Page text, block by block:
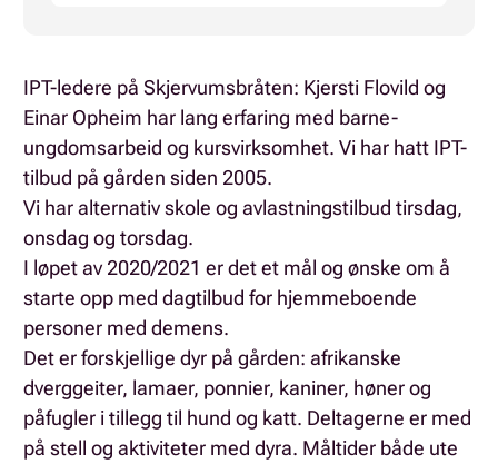
IPT-ledere på Skjervumsbråten: Kjersti Flovild og
Einar Opheim har lang erfaring med barne-
ungdomsarbeid og kursvirksomhet. Vi har hatt IPT-
tilbud på gården siden 2005.
Vi har alternativ skole og avlastningstilbud tirsdag,
onsdag og torsdag.
I løpet av 2020/2021 er det et mål og ønske om å
starte opp med dagtilbud for hjemmeboende
personer med demens.
Det er forskjellige dyr på gården: afrikanske
dverggeiter, lamaer, ponnier, kaniner, høner og
påfugler i tillegg til hund og katt. Deltagerne er med
på stell og aktiviteter med dyra. Måltider både ute